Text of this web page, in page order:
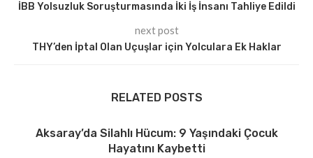
İBB Yolsuzluk Soruşturmasında İki İş İnsanı Tahliye Edildi
next post
THY’den İptal Olan Uçuşlar için Yolculara Ek Haklar
RELATED POSTS
Aksaray’da Silahlı Hücum: 9 Yaşındaki Çocuk
Hayatını Kaybetti